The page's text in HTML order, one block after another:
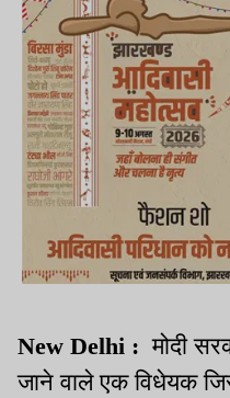
New Delhi :मोदी
जाने वाले एक विधेयक